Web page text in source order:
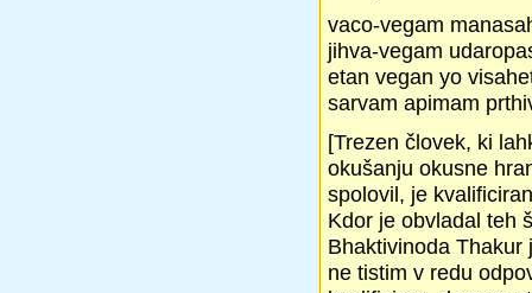
vaco-vegam
jihva-vegam
etan vegan yo
sarvam apimam
[Trezen človek, ki
okušanju okusne
spolovil, je
Kdor je obvladal teh
Bhaktivinoda
ne tistim v redu